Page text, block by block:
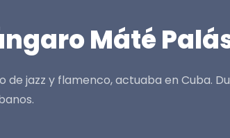
Máté
jazz y flamenco, actuaba en Cuba.